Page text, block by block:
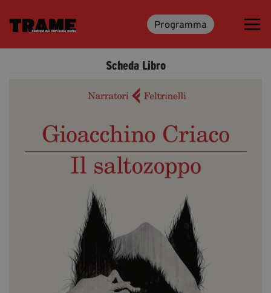
Programma
Trame.15
Media & Press
Cartella Stampa
Rassegna Stampa
Partecipa
Diventa Partner
Scheda Libro